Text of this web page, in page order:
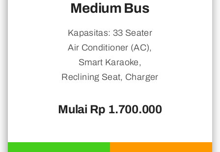
Medium Bus
Kapasitas: 33 Seater
Air Conditioner (AC),
Smart Karaoke,
Reclining Seat, Charger
Mulai Rp 1.700.000